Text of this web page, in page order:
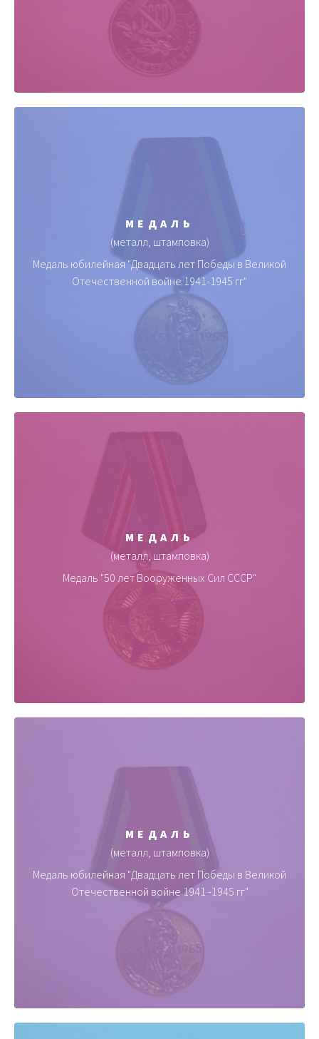
МЕДАЛЬ
(металл, штамповка)
Медаль юбилейная "Двадцать лет Победы в Великой
Отечественной войне 1941-1945 гг"
МЕДАЛЬ
(металл, штамповка)
Медаль "50 лет Вооруженных Сил СССР"
МЕДАЛЬ
(металл, штамповка)
Медаль юбилейная "Двадцать лет Победы в Великой
Отечественной войне 1941 -1945 гг"